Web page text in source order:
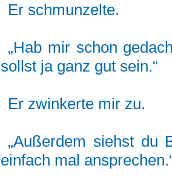
Er schmunzelte.
„Hab mir schon
sollst ja ganz gut sein.“
Er zwinkerte mir zu.
„Außerdem siehst du
einfach mal